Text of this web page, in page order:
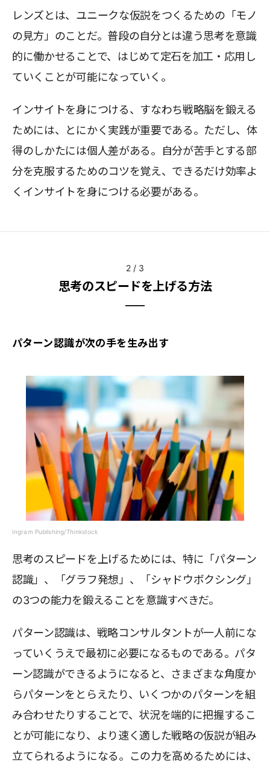
レンズとは、ユニークな仮説をつくるための「モノ
の見方」のことだ。普段の自分とは違う思考を意識
的に働かせることで、はじめて定石を加工・応用し
ていくことが可能になっていく。
インサイトを身につける、すなわち戦略脳を鍛える
ためには、とにかく実践が重要である。ただし、体
得のしかたには個人差がある。自分が苦手とする部
分を克服するためのコツを覚え、できるだけ効率よ
くインサイトを身につける必要がある。
2 / 3
思考のスピードを上げる方法
パターン認識が次の手を生み出す
Ingram Publishing/Thinkstock
思考のスピードを上げるためには、特に「パターン
認識」、「グラフ発想」、「シャドウボクシング」
の3つの能力を鍛えることを意識すべきだ。
パターン認識は、戦略コンサルタントが一人前にな
っていくうえで最初に必要になるものである。パタ
ーン認識ができるようになると、さまざまな角度か
らパターンをとらえたり、いくつかのパターンを組
み合わせたりすることで、状況を端的に把握するこ
とが可能になり、より速く適した戦略の仮説が組み
立てられるようになる。この力を高めるためには、